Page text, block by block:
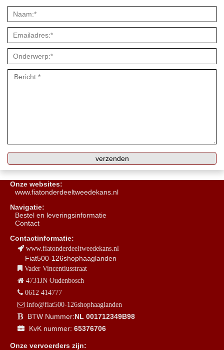
Onze websites:
www.fiatonderdeeltweedekans.nl
Navigatie:
Bestel en leveringsinformatie
Contact
Contactinformatie:
www.fiatonderdeeltweedekans.nl
Fiat500-126shophaaglanden
Vader Vincentiusstraat
4731JN Oudenbosch
0612 414777
info@fiat500-126shophaaglanden
BTW Nummer:NL 001712349B98
KvK nummer: 65376706
Onze vervoerders zijn: